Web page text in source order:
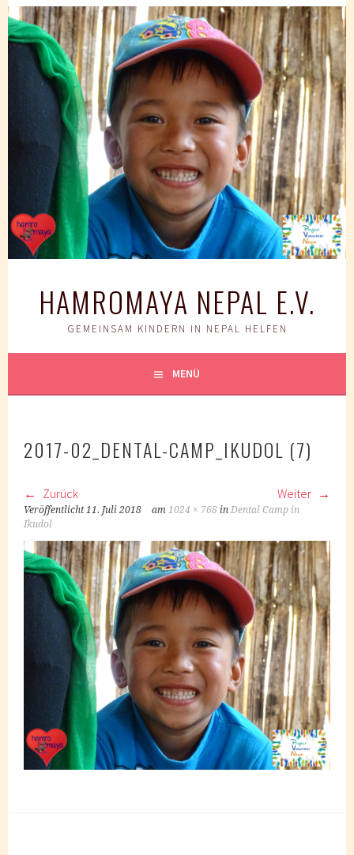
Springe
zum
Inhalt
HAMROMAYA NEPAL E.V.
GEMEINSAM KINDERN IN NEPAL HELFEN
MENÜ
2017-02_DENTAL-CAMP_IKUDOL (7)
Zurück Weiter
Veröffentlicht11. Juli 2018 am1024 × 768 inDental Camp in
Ikudol